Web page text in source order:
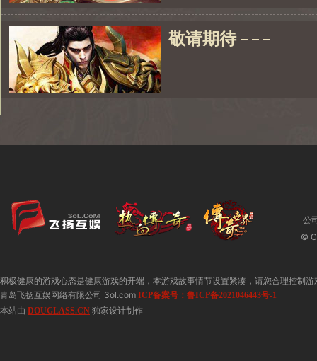
敬请期待
公
©
积极健康的游戏心态是健康游戏的开端，本游戏故事情节设置紧凑，请您合理控制
青岛飞扬互娱网络有限公司 3ol.com ICP备案号：鲁ICP备2021046443号-1
本站由 DOUGLASS.CN 独家设计制作